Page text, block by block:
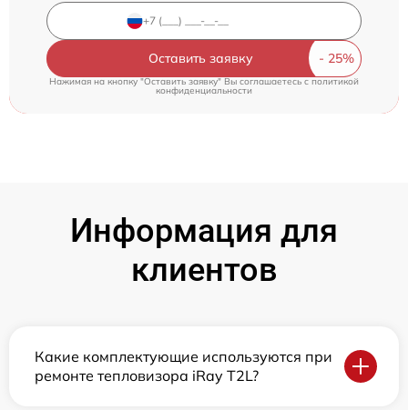
Оставить заявку
Нажимая на кнопку "Оставить заявку" Вы соглашаетесь cполитикой
конфиденциальности
Информация для
клиентов
Какие комплектующие используются при
ремонте тепловизора iRay T2L?